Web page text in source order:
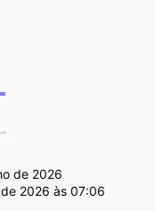
de 2026
2026 às 07:06